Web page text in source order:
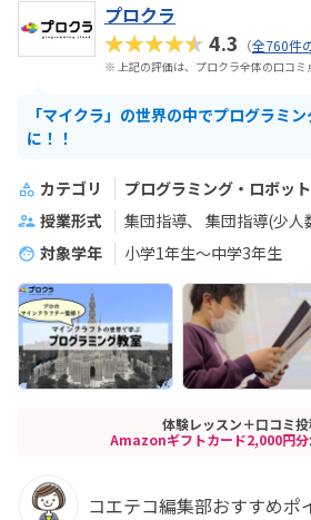
プロクラ
★★★★★4.3 （全760件
※ 上記の評価は、プロクラ全体の口コミ
「マイクラ」の世界の中でプログラミ
に！！
カテゴリ プログラミング・ロボッ
授業形式
集団指導
集団指導(少人
対象学年
小学1年生～中学3年生
体験レッスン＋口コミ
Amazonギフトカード2,000円分
コエテコ編集部おすすめポ